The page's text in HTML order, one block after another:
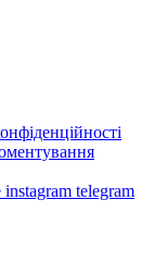
instagram telegram